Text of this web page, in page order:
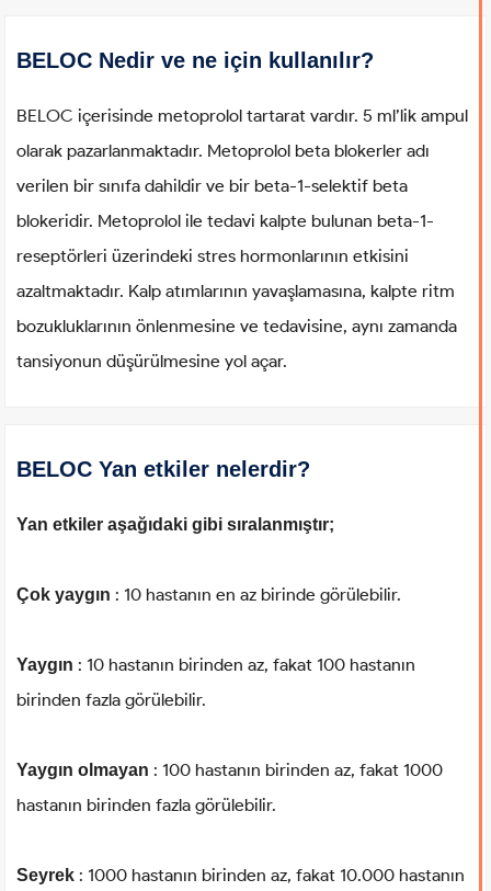
BELOC Nedir ve ne için kullanılır?
BELOC içerisinde metoprolol tartarat vardır. 5 ml’lik ampul
olarak pazarlanmaktadır. Metoprolol beta blokerler adı
verilen bir sınıfa dahildir ve bir beta-1-selektif beta
blokeridir. Metoprolol ile tedavi kalpte bulunan beta-1-
reseptörleri üzerindeki stres hormonlarının etkisini
azaltmaktadır. Kalp atımlarının yavaşlamasına, kalpte ritm
bozukluklarının önlenmesine ve tedavisine, aynı zamanda
tansiyonun düşürülmesine yol açar.
BELOC Yan etkiler nelerdir?
Yan etkiler aşağıdaki gibi sıralanmıştır;
Çok yaygın : 10 hastanın en az birinde görülebilir.
Yaygın : 10 hastanın birinden az, fakat 100 hastanın
birinden fazla görülebilir.
Yaygın olmayan : 100 hastanın birinden az, fakat 1000
hastanın birinden fazla görülebilir.
Seyrek : 1000 hastanın birinden az, fakat 10.000 hastanın